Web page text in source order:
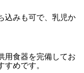
込みも可で、乳児か
用食器を完備してお
めです。